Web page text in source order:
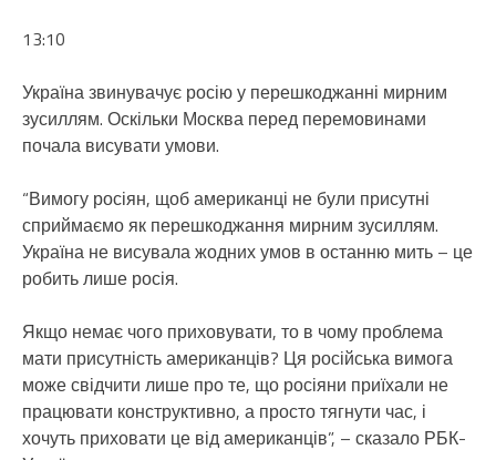
13:10
Україна звинувачує росію у перешкоджанні мирним
зусиллям. Оскільки Москва перед перемовинами
почала висувати умови.
“Вимогу росіян, щоб американці не були присутні
сприймаємо як перешкоджання мирним зусиллям.
Україна не висувала жодних умов в останню мить – це
робить лише росія.
Якщо немає чого приховувати, то в чому проблема
мати присутність американців? Ця російська вимога
може свідчити лише про те, що росіяни приїхали не
працювати конструктивно, а просто тягнути час, і
хочуть приховати це від американців”, – сказало РБК-